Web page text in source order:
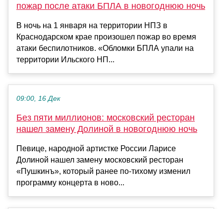
пожар после атаки БПЛА в новогоднюю ночь
В ночь на 1 января на территории НПЗ в
Краснодарском крае произошел пожар во время
атаки беспилотников. «Обломки БПЛА упали на
территории Ильского НП...
09:00, 16 Дек
Без пяти миллионов: московский ресторан
нашел замену Долиной в новогоднюю ночь
Певице, народной артистке России Ларисе
Долиной нашел замену московский ресторан
«Пушкинъ», который ранее по-тихому изменил
программу концерта в ново...